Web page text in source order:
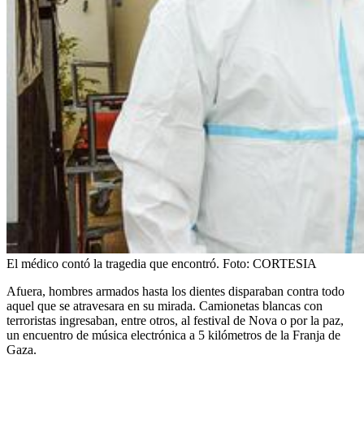
El médico contó la tragedia que encontró. Foto: CORTESIA
Afuera, hombres armados hasta los dientes disparaban contra todo
aquel que se atravesara en su mirada. Camionetas blancas con
terroristas ingresaban, entre otros, al festival de Nova o por la paz,
un encuentro de música electrónica a 5 kilómetros de la Franja de
Gaza.